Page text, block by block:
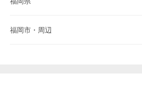
福岡市・周辺